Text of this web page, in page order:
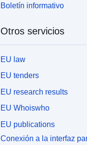
Boletín informativo
Otros servicios
EU law
EU tenders
EU research results
EU Whoiswho
EU publications
Conexión a la interfaz